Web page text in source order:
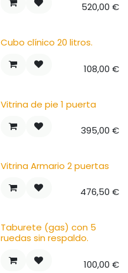
520,00 €
Cubo clínico 20 litros.
108,00 €
Vitrina de pie 1 puerta
395,00 €
Vitrina Armario 2 puertas
476,50 €
Taburete (gas) con 5
ruedas sin respaldo.
100,00 €